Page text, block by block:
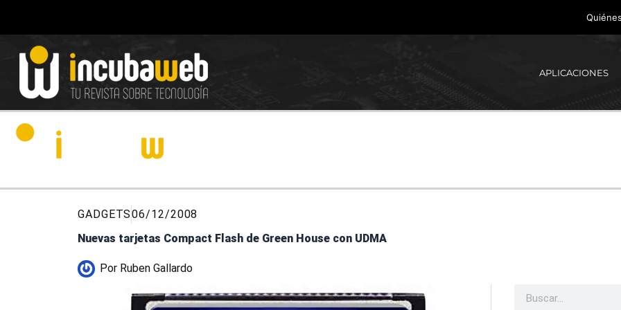
contenido
APLICACIONES
GADGETS06/12/2008
Nuevas tarjetas Compact Flash de Green House con UDMA
Por Ruben Gallardo